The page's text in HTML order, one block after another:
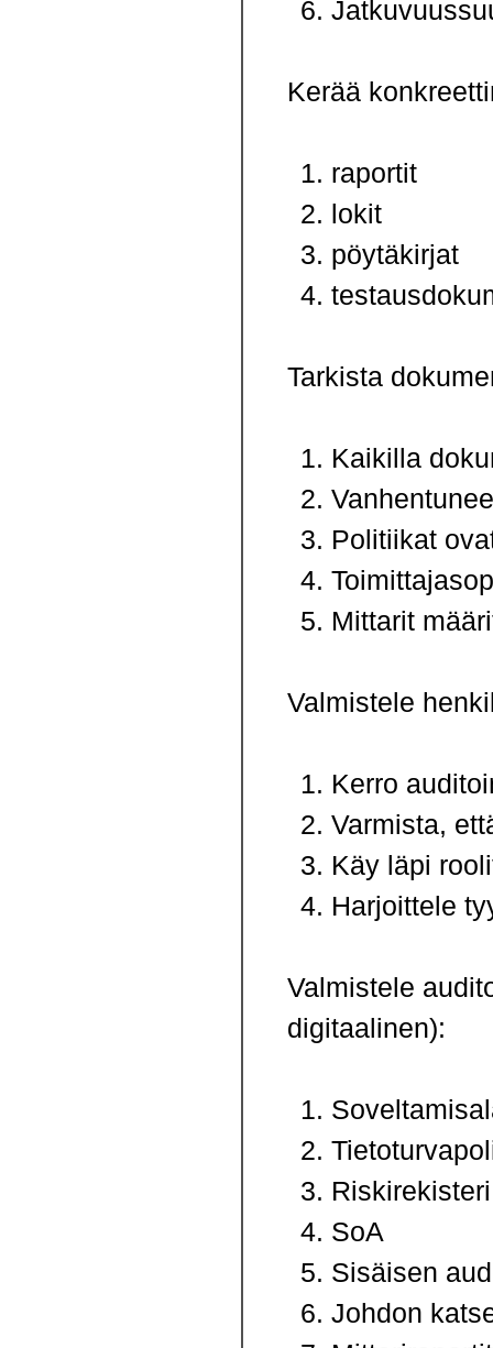
Kerää
raportit
lokit
pöytäkirjat
Tarkista
Kaikilla
Politiikat
Mittarit
Valmistele
Kerro
Varmista,
Käy läpi
Harjoittele
Valmistele
digitaalinen):
Riskirekisteri
SoA
Sisäisen
Johdon